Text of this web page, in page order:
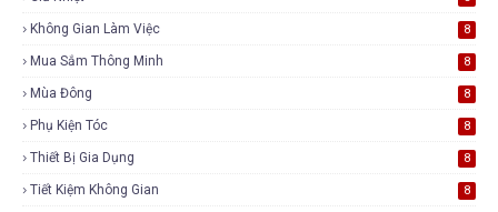
Không Gian Làm Việc 8
Mua Sắm Thông Minh 8
Mùa Đông 8
Phụ Kiện Tóc 8
Thiết Bị Gia Dụng 8
Tiết Kiệm Không Gian 8